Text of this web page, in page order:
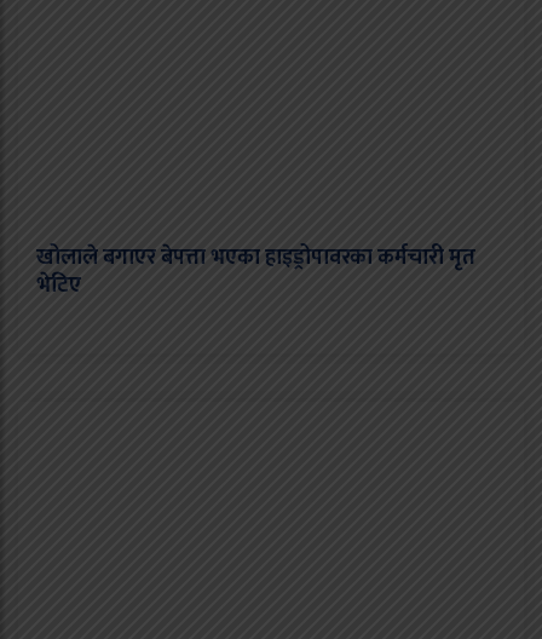
खोलाले बगाएर बेपत्ता भएका हाइड्रोपावरका कर्मचारी मृत
भेटिए